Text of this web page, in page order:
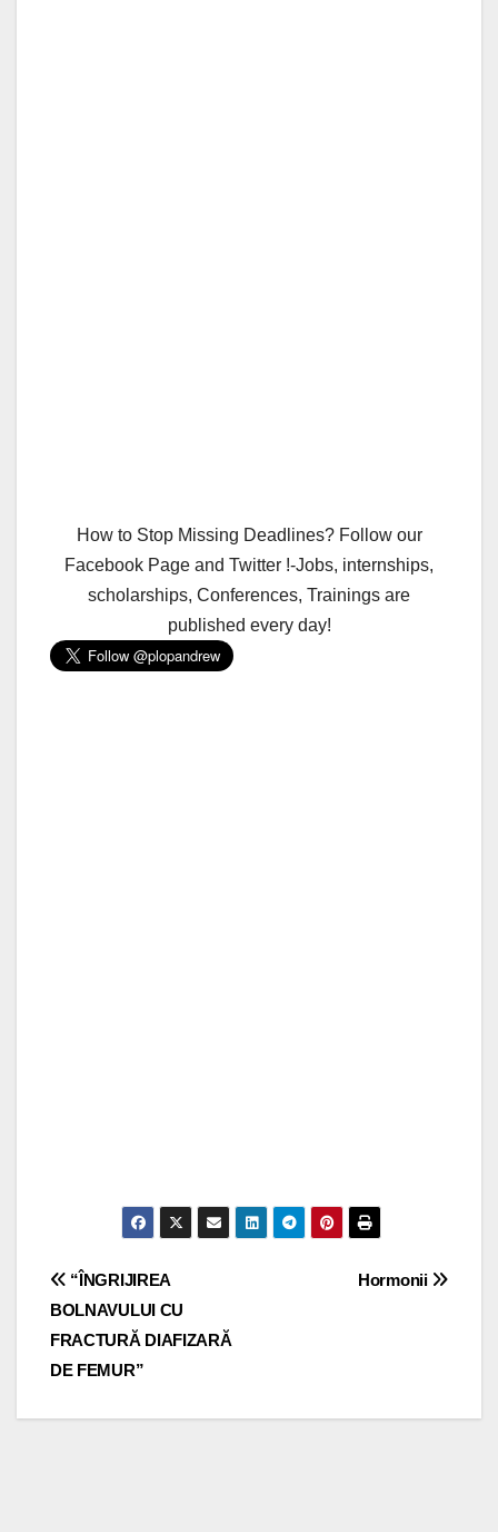
How to Stop Missing Deadlines? Follow our
Facebook Page and Twitter !-Jobs, internships,
scholarships, Conferences, Trainings are
published every day!
Post
navigation
Hormonii
“ÎNGRIJIREA
BOLNAVULUI CU
FRACTURĂ DIAFIZARĂ
DE FEMUR”